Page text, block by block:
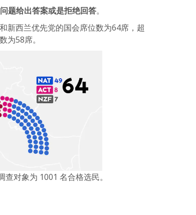
题给出答案或是拒绝回答。
新西兰优先党的国会席位数为64席，超
为58席。
对象为 1001 名合格选民。